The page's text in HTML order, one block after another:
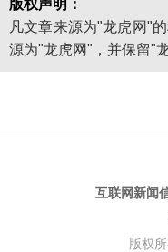
版权声明：
凡文章来源为"龙虎网"
源为"龙虎网"，并保留"
互联网新闻
版权